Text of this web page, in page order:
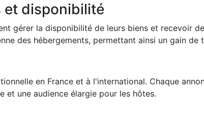
et disponibilité
gérer la disponibilité de leurs biens et recevoir
des hébergements, permettant ainsi un gain de
en France et à l'international. Chaque
et une audience élargie pour les hôtes.